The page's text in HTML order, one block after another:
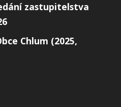
zastupitelstva
Chlum (2025,